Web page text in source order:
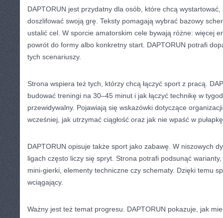
DAPTORUN jest przydatny dla osób, które chcą
doszlifować swoją grę. Teksty pomagają wybrać bazowy
ustalić cel. W sporcie amatorskim cele bywają różne: więcej
powrót do formy albo konkretny start. DAPTORUN potrafi
tych scenariuszy.
Strona wspiera też tych, którzy chcą łączyć sport z pracą.
budować treningi na 30–45 minut i jak łączyć technikę w
przewidywalny. Pojawiają się wskazówki dotyczące
wcześniej, jak utrzymać ciągłość oraz jak nie wpaść w
DAPTORUN opisuje także sport jako zabawę. W niszowych
ligach często liczy się spryt. Strona potrafi podsunąć
mini-gierki, elementy techniczne czy schematy. Dzięki temu
wciągający.
Ważny jest też temat progresu. DAPTORUN pokazuje, jak